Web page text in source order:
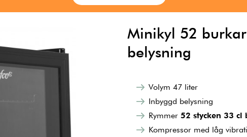
Minikyl 52
belysning
Volym 47 liter
Inbyggd belysning
Rymmer 52 stycken 33 cl
Kompressor med låg